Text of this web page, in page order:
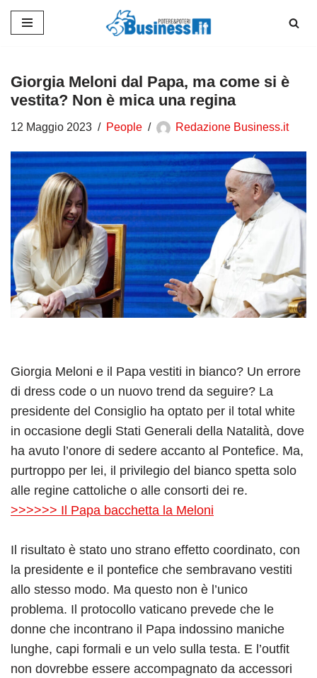
contenuto
Giorgia Meloni dal Papa, ma come si è
vestita? Non è mica una regina
12 Maggio 2023 People Redazione Business.it
Giorgia Meloni e il Papa vestiti in bianco? Un errore
di dress code o un nuovo trend da seguire? La
presidente del Consiglio ha optato per il total white
in occasione degli Stati Generali della Natalità, dove
ha avuto l’onore di sedere accanto al Pontefice. Ma,
purtroppo per lei, il privilegio del bianco spetta solo
alle regine cattoliche o alle consorti dei re.
>>>>>> Il Papa bacchetta la Meloni
Il risultato è stato uno strano effetto coordinato, con
la presidente e il pontefice che sembravano vestiti
allo stesso modo. Ma questo non è l’unico
problema. Il protocollo vaticano prevede che le
donne che incontrano il Papa indossino maniche
lunghe, capi formali e un velo sulla testa. E l’outfit
non dovrebbe essere accompagnato da accessori